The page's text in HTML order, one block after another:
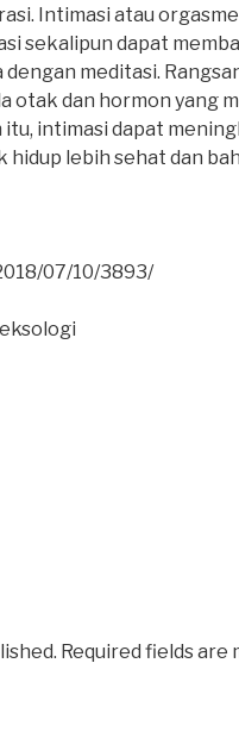
Intimasi atau
sekalipun dapat
meditasi.
otak dan hormon yang
itu, intimasi dapat
lebih sehat dan
07/10/3893/
Required fields are